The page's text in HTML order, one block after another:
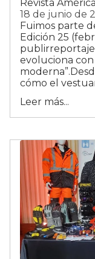
Revista
18 de junio de
Fuimos parte
Edición 25
evoluciona
cómo el
Leer más...